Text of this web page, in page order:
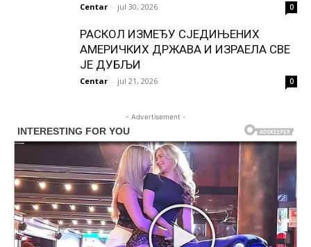
Centar - jul 30, 2026 0
РАСКОЛ ИЗМЕЂУ СЈЕДИЊЕНИХ
АМЕРИЧКИХ ДРЖАВА И ИЗРАЕЛА СВЕ
ЈЕ ДУБЉИ
Centar - jul 21, 2026 0
- Advertisement -